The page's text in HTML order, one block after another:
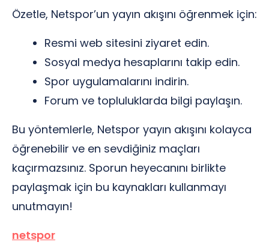
Özetle, Netspor’un yayın akışını öğrenmek için:
Resmi web sitesini ziyaret edin.
Sosyal medya hesaplarını takip edin.
Spor uygulamalarını indirin.
Forum ve topluluklarda bilgi paylaşın.
Bu yöntemlerle, Netspor yayın akışını kolayca
öğrenebilir ve en sevdiğiniz maçları
kaçırmazsınız. Sporun heyecanını birlikte
paylaşmak için bu kaynakları kullanmayı
unutmayın!
netspor